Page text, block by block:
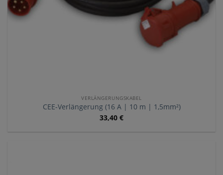
VERLÄNGERUNGSKABEL
CEE-Verlängerung (16 A | 10 m | 1,5mm²)
33,40 €